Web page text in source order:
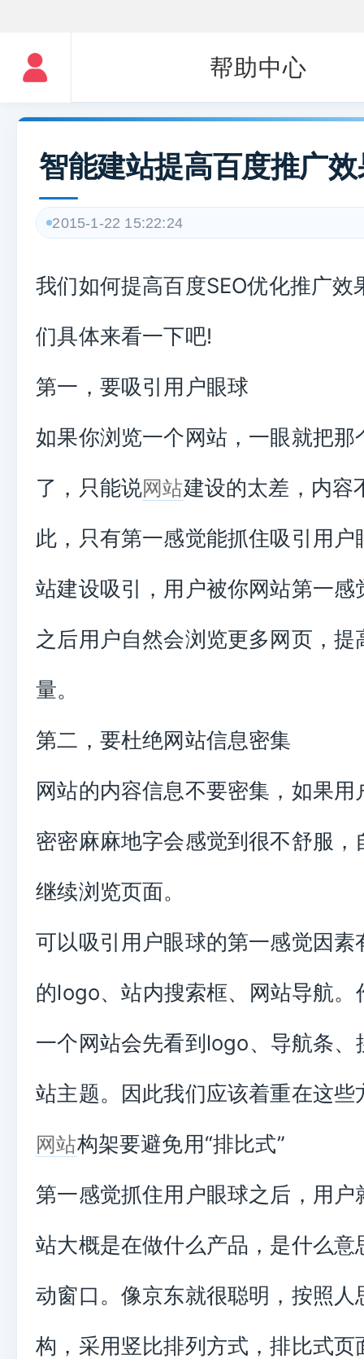
帮助中心
智能建站提高百度推广效
2015-1-22 15:22:24
我们如何提高百度SEO优化推广效
们具体来看一下吧!
第一，要吸引用户眼球
如果你浏览一个网站，一眼就把那
了，只能说网站建设的太差，内容
此，只有第一感觉能抓住吸引用户
站建设吸引，用户被你网站第一感
之后用户自然会浏览更多网页，提
量。
第二，要杜绝网站信息密集
网站的内容信息不要密集，如果用
密密麻麻地字会感觉到很不舒服，
继续浏览页面。
可以吸引用户眼球的第一感觉因素
的logo、站内搜索框、网站导航。
一个网站会先看到logo、导航条、
站主题。因此我们应该着重在这些
网站构架要避免用“排比式”
第一感觉抓住用户眼球之后，用户
站大概是在做什么产品，是什么意
动窗口。像京东就很聪明，按照人
构，采用竖比排列方式，排比式页